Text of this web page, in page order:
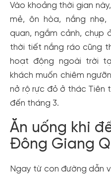
Vào khoảng thời gian
mẻ, ôn hòa, nắng
quan, ngắm cảnh, chụp
thời tiết nắng ráo cũng
hoạt động ngoài trời
khách muốn chiêm
nở rộ rực đỏ ở thác Tiên
đến tháng 3.
Ăn uống khi
Đông Giang
Ngay từ con đường dẫn